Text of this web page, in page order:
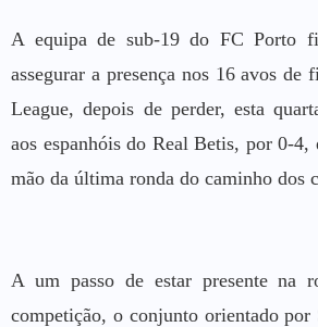
A equipa de sub-19 do FC Porto
assegurar a presença nos 16 avos de
League, depois de perder, esta
aos espanhóis do Real Betis, por 0-
mão da última ronda do caminho dos
A um passo de estar presente na
competição, o conjunto orientado por